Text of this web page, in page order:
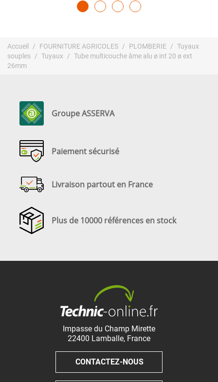
Accueil FOURNITURE AGRICOLES PLOMBERIE
Tuyaux
souples
Tuyaux
Tube multicouche âme alu ø int 20 ø ext
26mm
Groupe ASSERVA
Paiement sécurisé
Livraison partout en France
Plus de 10000 références en stock
Impasse du Champ Mirette
22400 Lamballe, France
CONTACTEZ-NOUS